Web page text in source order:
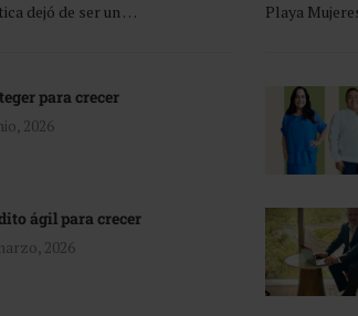
dejó de ser un …
Playa
para crecer
2026
ágil para crecer
2026